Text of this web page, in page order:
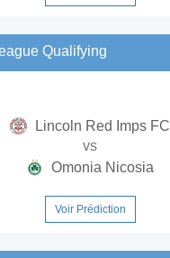
Qualifying
Lincoln Red Imps FC
vs
Omonia Nicosia
Voir Prédiction